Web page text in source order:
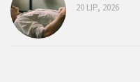
20 LIP, 2026